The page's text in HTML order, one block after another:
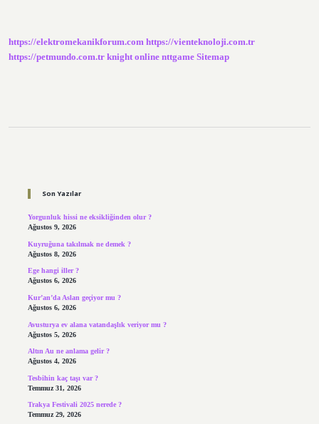
https://elektromekanikforum.com https://vienteknoloji.com.tr
https://petmundo.com.tr knight online nttgame Sitemap
Son Yazılar
Yorgunluk hissi ne eksikliğinden olur ?
Ağustos 9, 2026
Kuyruğuna takılmak ne demek ?
Ağustos 8, 2026
Ege hangi iller ?
Ağustos 6, 2026
Kur’an’da Aslan geçiyor mu ?
Ağustos 6, 2026
Avusturya ev alana vatandaşlık veriyor mu ?
Ağustos 5, 2026
Altın Au ne anlama gelir ?
Ağustos 4, 2026
Tesbihin kaç taşı var ?
Temmuz 31, 2026
Trakya Festivali 2025 nerede ?
Temmuz 29, 2026